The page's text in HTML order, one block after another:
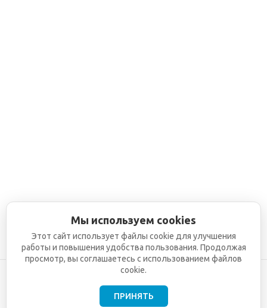
Мы используем cookies
Этот сайт использует файлы cookie для улучшения
работы и повышения удобства пользования. Продолжая
просмотр, вы соглашаетесь с использованием файлов
cookie.
ПРИНЯТЬ